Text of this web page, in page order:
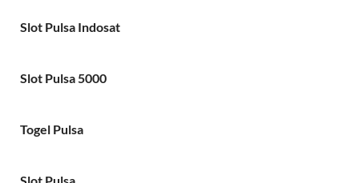
Slot Pulsa Indosat
Slot Pulsa 5000
Togel Pulsa